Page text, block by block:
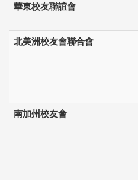
華東校友聯誼會
北美洲校友會聯合會
南加州校友會